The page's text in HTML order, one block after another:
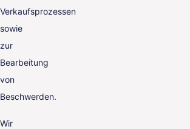
Verkaufsprozessen
sowie
zur
Bearbeitung
von
Beschwerden.
Wir